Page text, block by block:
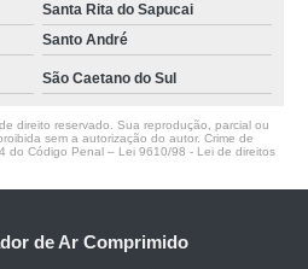
Santa Rita do Sapucai
Santo André
São Caetano do Sul
direito reservado. Sua reprodução, parcial ou
sem a autorização do autor. Crime de
do Código Penal – Lei 9610/98 - Lei de direitos
de Ar Comprimido